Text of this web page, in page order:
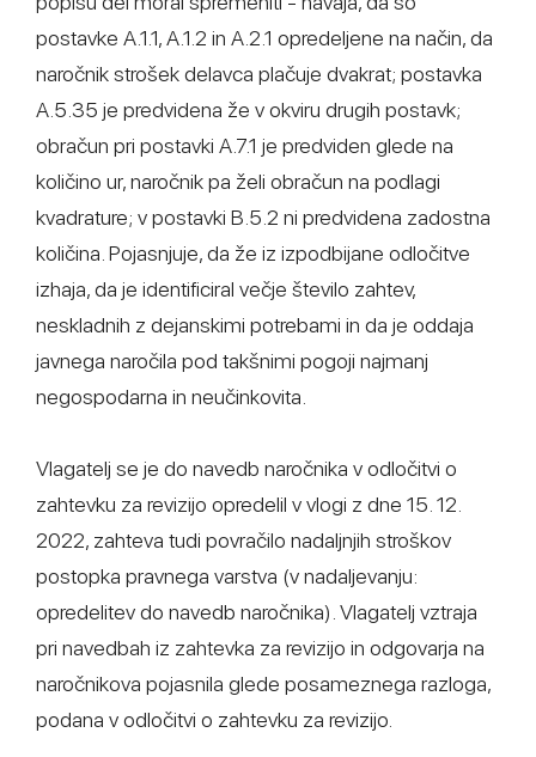
postavke A.1.1, A.1.2 in A.2.1 opredeljene na način, da
naročnik strošek delavca plačuje dvakrat; postavka
A.5.35 je predvidena že v okviru drugih postavk;
obračun pri postavki A.7.1 je predviden glede na
količino ur, naročnik pa želi obračun na podlagi
kvadrature; v postavki B.5.2 ni predvidena zadostna
količina. Pojasnjuje, da že iz izpodbijane odločitve
izhaja, da je identificiral večje število zahtev,
neskladnih z dejanskimi potrebami in da je oddaja
javnega naročila pod takšnimi pogoji najmanj
negospodarna in neučinkovita.
Vlagatelj se je do navedb naročnika v odločitvi o
zahtevku za revizijo opredelil v vlogi z dne 15. 12.
2022, zahteva tudi povračilo nadaljnjih stroškov
postopka pravnega varstva (v nadaljevanju:
opredelitev do navedb naročnika). Vlagatelj vztraja
pri navedbah iz zahtevka za revizijo in odgovarja na
naročnikova pojasnila glede posameznega razloga,
podana v odločitvi o zahtevku za revizijo.